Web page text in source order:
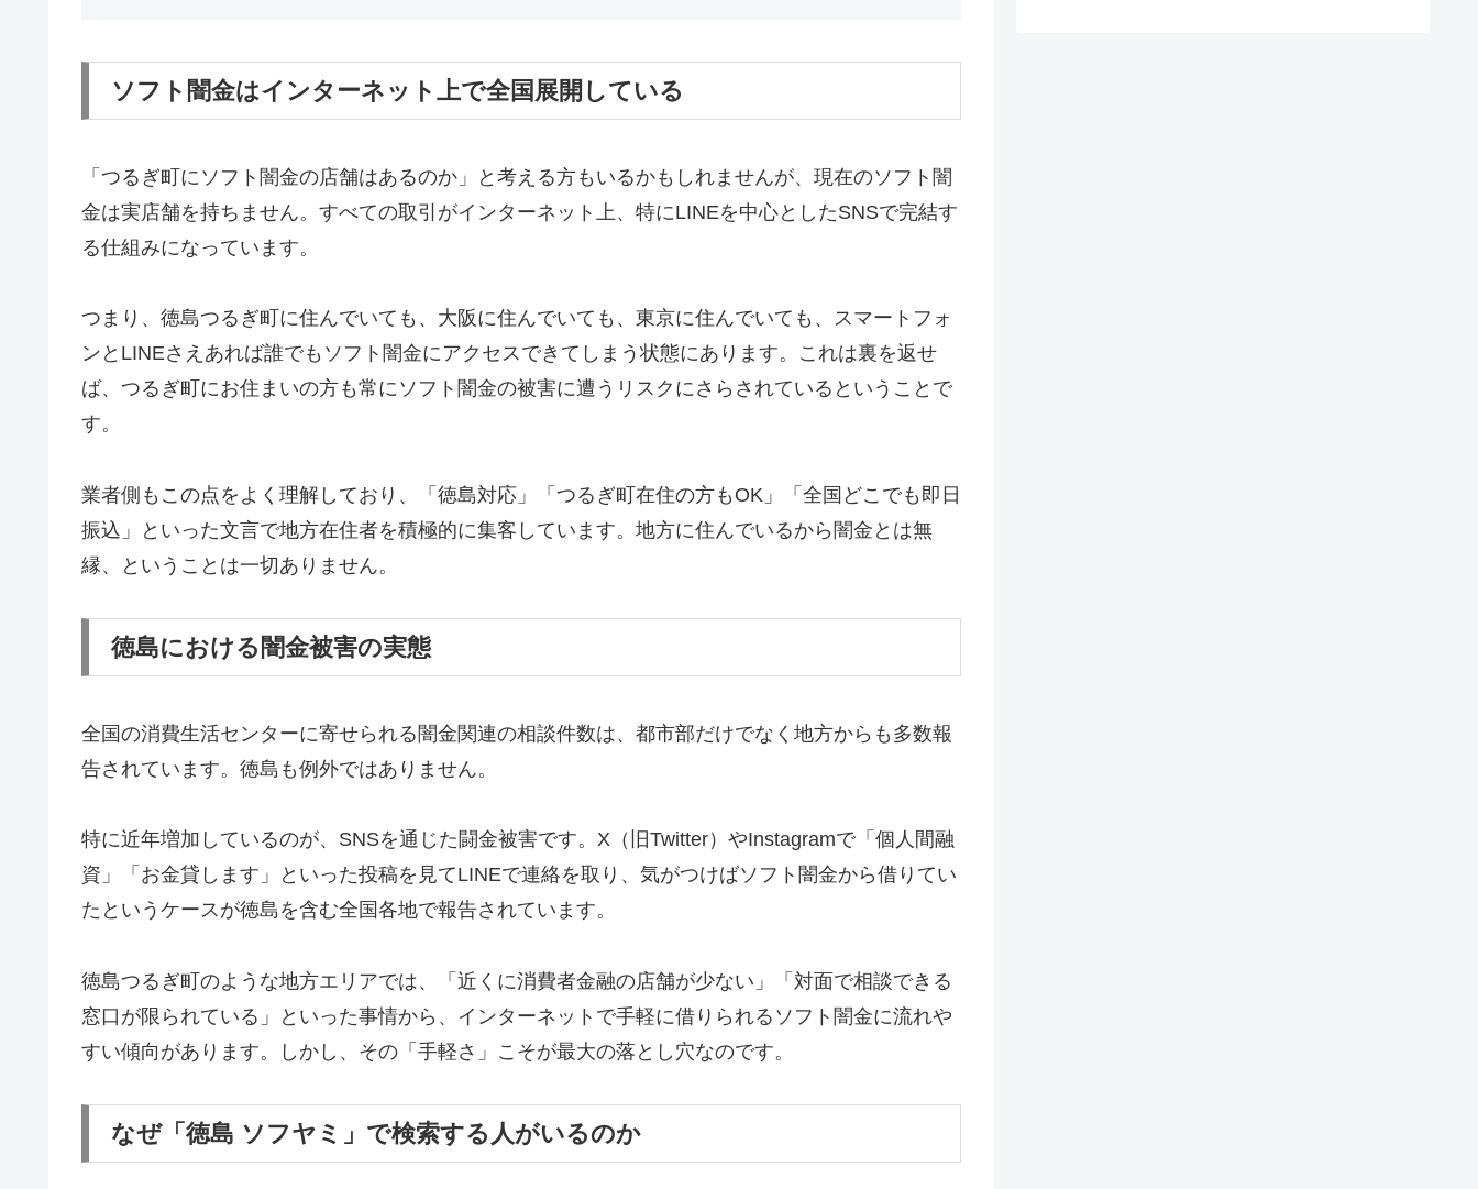
ソフト闇金はインターネット上で全国展開している
「つるぎ町にソフト闇金の店舗はあるのか」と考える方もいるかもしれませんが、現在のソフト闇
金は実店舗を持ちません。すべての取引がインターネット上、特にLINEを中心としたSNSで完結す
る仕組みになっています。
つまり、徳島つるぎ町に住んでいても、大阪に住んでいても、東京に住んでいても、スマートフォ
ンとLINEさえあれば誰でもソフト闇金にアクセスできてしまう状態にあります。これは裏を返せ
ば、つるぎ町にお住まいの方も常にソフト闇金の被害に遭うリスクにさらされているということで
す。
業者側もこの点をよく理解しており、「徳島対応」「つるぎ町在住の方もOK」「全国どこでも即日
振込」といった文言で地方在住者を積極的に集客しています。地方に住んでいるから闇金とは無
縁、ということは一切ありません。
徳島における闇金被害の実態
全国の消費生活センターに寄せられる闇金関連の相談件数は、都市部だけでなく地方からも多数報
告されています。徳島も例外ではありません。
特に近年増加しているのが、SNSを通じた闘金被害です。X（旧Twitter）やInstagramで「個人間融
資」「お金貸します」といった投稿を見てLINEで連絡を取り、気がつけばソフト闇金から借りてい
たというケースが徳島を含む全国各地で報告されています。
徳島つるぎ町のような地方エリアでは、「近くに消費者金融の店舗が少ない」「対面で相談できる
窓口が限られている」といった事情から、インターネットで手軽に借りられるソフト闇金に流れや
すい傾向があります。しかし、その「手軽さ」こそが最大の落とし穴なのです。
なぜ「徳島 ソフヤミ」で検索する人がいるのか